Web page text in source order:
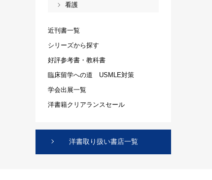
看護
近刊書一覧
シリーズから探す
好評参考書・教科書
臨床留学への道 USMLE対策
学会出展一覧
洋書籍クリアランスセール
洋書取り扱い書店一覧